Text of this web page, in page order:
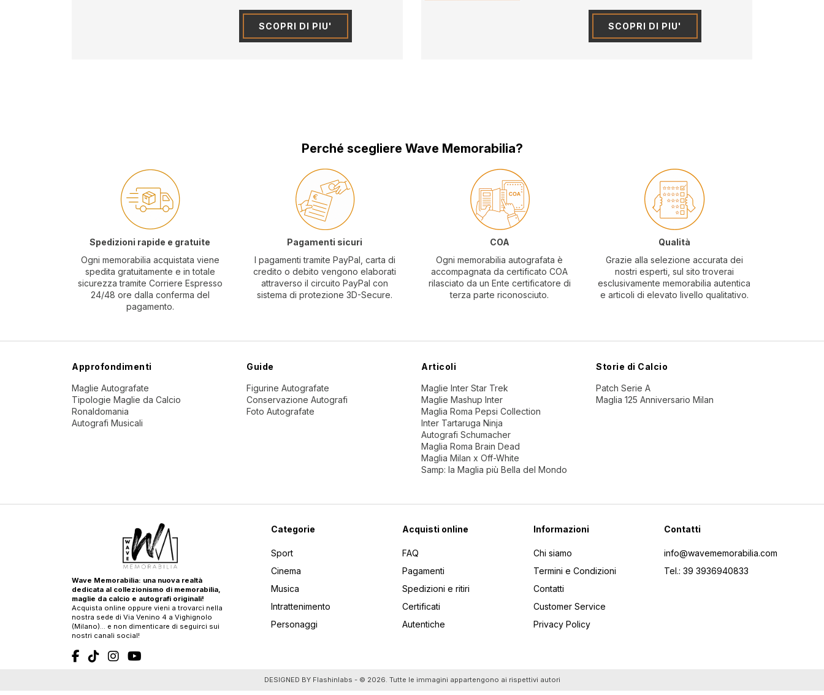
SCOPRI DI PIU' SCOPRI DI PIU'
Perché scegliere Wave Memorabilia?
Spedizioni rapide e gratuite
Ogni memorabilia acquistata viene
spedita gratuitamente e in totale
sicurezza tramite Corriere Espresso
24/48 ore dalla conferma del
pagamento.
Pagamenti sicuri
I pagamenti tramite PayPal, carta di
credito o debito vengono elaborati
attraverso il circuito PayPal con
sistema di protezione 3D-Secure.
COA
Ogni memorabilia autografata è
accompagnata da certificato COA
rilasciato da un Ente certificatore di
terza parte riconosciuto.
Qualità
Grazie alla selezione accurata dei
nostri esperti, sul sito troverai
esclusivamente memorabilia autentica
e articoli di elevato livello qualitativo.
Approfondimenti
Maglie Autografate
Tipologie Maglie da Calcio
Ronaldomania
Autografi Musicali
Guide
Figurine Autografate
Conservazione Autografi
Foto Autografate
Articoli
Maglie Inter Star Trek
Maglie Mashup Inter
Maglia Roma Pepsi Collection
Inter Tartaruga Ninja
Autografi Schumacher
Maglia Roma Brain Dead
Maglia Milan x Off-White
Samp: la Maglia più Bella del Mondo
Storie di Calcio
Patch Serie A
Maglia 125 Anniversario Milan
Wave Memorabilia: una nuova realtà
dedicata al collezionismo di memorabilia,
maglie da calcio e autografi originali!
Acquista online oppure vieni a trovarci nella
nostra sede di Via Venino 4 a Vighignolo
(Milano)… e non dimenticare di seguirci sui
nostri canali social!
Categorie
Sport
Cinema
Musica
Intrattenimento
Personaggi
Acquisti online
FAQ
Pagamenti
Spedizioni e ritiri
Certificati
Autentiche
Informazioni
Chi siamo
Termini e Condizioni
Contatti
Customer Service
Privacy Policy
Contatti
info@wavememorabilia.com
Tel.: 39 3936940833
DESIGNED BY Flashinlabs - © 2026. Tutte le immagini appartengono ai rispettivi autori